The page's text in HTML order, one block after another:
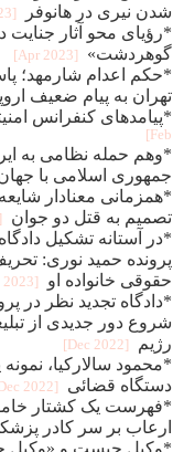
شدن نیری در هانوفر
[2023 Jul]
*رؤیای محو آثار جنایت
گوهردشت»
[2023 Apr]
*حکم اعدام شارمهد؛
تهران به پیام ضعیف
*پیامدهای کنفرانس
Feb]
*وهم حمله نظامی به
جمهوری اسلامی با
*همزمانی معنادار
تصمیم به قتل دو جوان
[2023 Jan]
*در آستانه تشکیل
پرونده حمید نوری:
حقوقی خانواده او
[2023 Jan]
*دادگاه تجدید نظر در
شروع دور جدیدی از
رژیم
[2022 Dec]
*محمود سالارکیا،
دستگاه قضائی
[2022 Dec]
*فهرست یک کشتار
ارعاب بر سر کادر
*وکیل چیست و «وکیل